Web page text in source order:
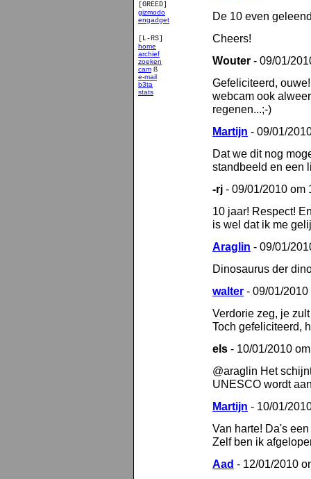
[GREED]
gizmodo
engadget
[L-RS]
home
archief
zoeken
cam ß
e-mail
b3ta
stats
De 10 even
Cheers!
Wouter - 09/01/
Gefeliciteerd,
webcam ook
regenen...;-)
Martijn - 09/01/
Dat we dit nog
standbeeld en een
-rj - 09/01/2010 om
10 jaar! Respect!
is wel dat ik me
Araglin - 09/01/
Dinosaurus der
walter - 09/01/
Verdorie zeg, je
Toch gefeliciteerd,
els - 10/01/2010
@araglin Het
UNESCO wordt
Martijn - 10/01/
Van harte! Da's
Zelf ben ik
Aad - 12/01/2010